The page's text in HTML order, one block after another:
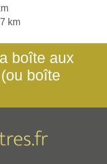
km
boîte aux
boîte